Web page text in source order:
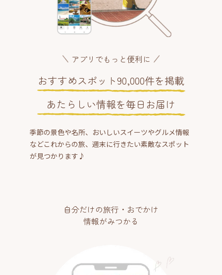
アプリでもっと便利に
おすすめスポット90,000件を掲載
あたらしい情報を毎日お届け
季節の景色や名所、おいしいスイーツやグルメ情報
などこれからの旅、週末に行きたい素敵なスポット
が見つかります♪
自分だけの旅行・おでかけ
情報がみつかる